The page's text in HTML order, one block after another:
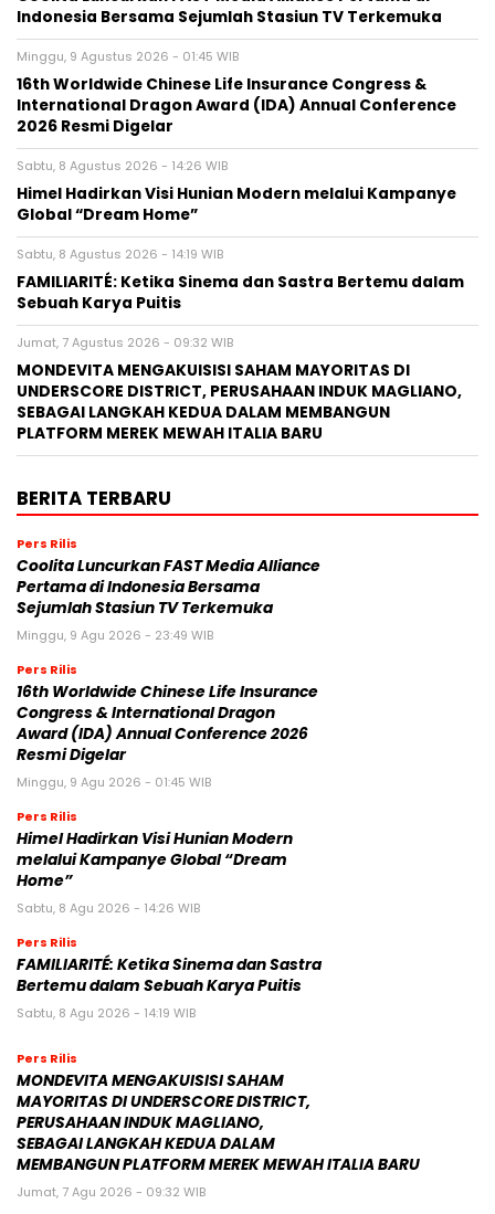
Indonesia Bersama Sejumlah Stasiun TV Terkemuka
Minggu, 9 Agustus 2026 - 01:45 WIB
16th Worldwide Chinese Life Insurance Congress &
International Dragon Award (IDA) Annual Conference
2026 Resmi Digelar
Sabtu, 8 Agustus 2026 - 14:26 WIB
Himel Hadirkan Visi Hunian Modern melalui Kampanye
Global “Dream Home”
Sabtu, 8 Agustus 2026 - 14:19 WIB
FAMILIARITÉ: Ketika Sinema dan Sastra Bertemu dalam
Sebuah Karya Puitis
Jumat, 7 Agustus 2026 - 09:32 WIB
MONDEVITA MENGAKUISISI SAHAM MAYORITAS DI
UNDERSCORE DISTRICT, PERUSAHAAN INDUK MAGLIANO,
SEBAGAI LANGKAH KEDUA DALAM MEMBANGUN
PLATFORM MEREK MEWAH ITALIA BARU
BERITA TERBARU
Pers Rilis
Coolita Luncurkan FAST Media Alliance
Pertama di Indonesia Bersama
Sejumlah Stasiun TV Terkemuka
Minggu, 9 Agu 2026 - 23:49 WIB
Pers Rilis
16th Worldwide Chinese Life Insurance
Congress & International Dragon
Award (IDA) Annual Conference 2026
Resmi Digelar
Minggu, 9 Agu 2026 - 01:45 WIB
Pers Rilis
Himel Hadirkan Visi Hunian Modern
melalui Kampanye Global “Dream
Home”
Sabtu, 8 Agu 2026 - 14:26 WIB
Pers Rilis
FAMILIARITÉ: Ketika Sinema dan Sastra
Bertemu dalam Sebuah Karya Puitis
Sabtu, 8 Agu 2026 - 14:19 WIB
Pers Rilis
MONDEVITA MENGAKUISISI SAHAM
MAYORITAS DI UNDERSCORE DISTRICT,
PERUSAHAAN INDUK MAGLIANO,
SEBAGAI LANGKAH KEDUA DALAM
MEMBANGUN PLATFORM MEREK MEWAH ITALIA BARU
Jumat, 7 Agu 2026 - 09:32 WIB